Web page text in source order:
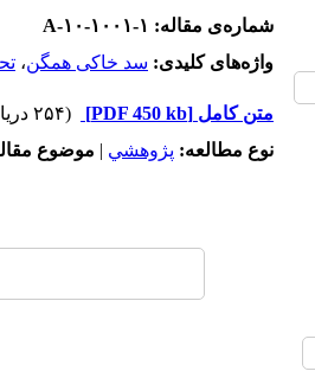
شماره‌ی مقاله: A-۱۰-۱۰۰۱-۱
واژه‌های کلیدی: سد خاکی همگن،
متن کامل [PDF 450 kb]
(۲۵۴ دریافت)
نوع مطالعه: پژوهشي | موضوع